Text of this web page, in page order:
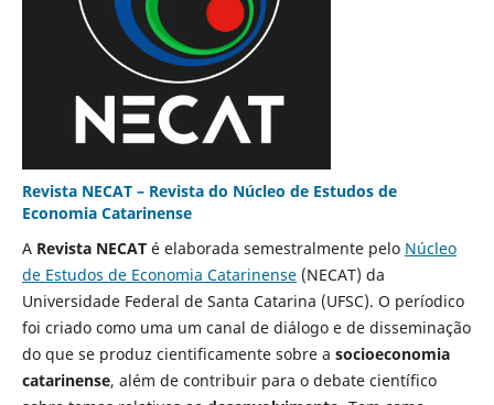
Revista NECAT – Revista do Núcleo de Estudos de
Economia Catarinense
A Revista NECATé elaborada semestralmente pelo Núcleo
de Estudos de Economia Catarinense(NECAT) da
Universidade Federal de Santa Catarina (UFSC). O períodico
foi criado como uma um canal de diálogo e de disseminação
do que se produz cientificamente sobre a socioeconomia
catarinense, além de contribuir para o debate científico